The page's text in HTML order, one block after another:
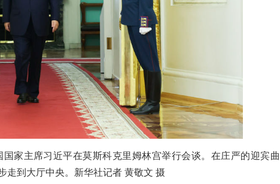
家主席习近平在莫斯科克里姆林宫举行会谈。在庄严的迎宾曲
走到大厅中央。新华社记者 黄敬文 摄